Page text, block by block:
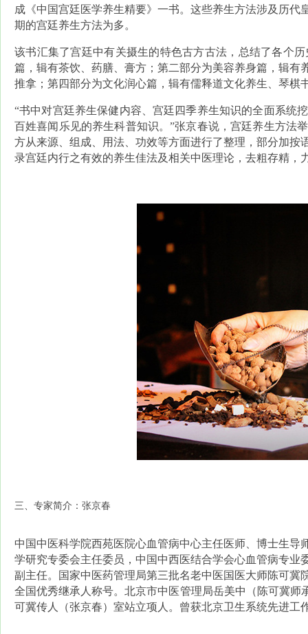
成《中国宫廷医学养生精要》一书。这些养生方法涉及历
期的宫廷养生方法为多。
该书汇集了宫廷中有关摄生的特色古方古法，总结了各个
篇，辑有茶饮、药膳、膏方；第二部分为美容养身篇，辑
推拿；第四部分为文化润心篇，辑有儒释道文化养生、琴棋
“书中对宫廷养生保健内容、宫廷四季养生知识的全面系统
百姓喜闻乐见的养生科普知识。”张京春说，宫廷养生方法
方从来源、组成、用法、功效等方面进行了整理，部分加
录宫廷内行之有效的养生佳法及相关中医理论，去粗存精
三、专家简介：张京春
中国中医科学院西苑医院心血管病中心主任医师、博士生
学研究专委会主任委员，中国中西医结合学会心血管病专
副主任。国家中医药管理局第三批名老中医国医大师陈可
全国优秀继承人称号。北京市中医管理局岳美中（陈可冀
可冀传人（张京春）室站立项人。曾获北京卫生系统先进工